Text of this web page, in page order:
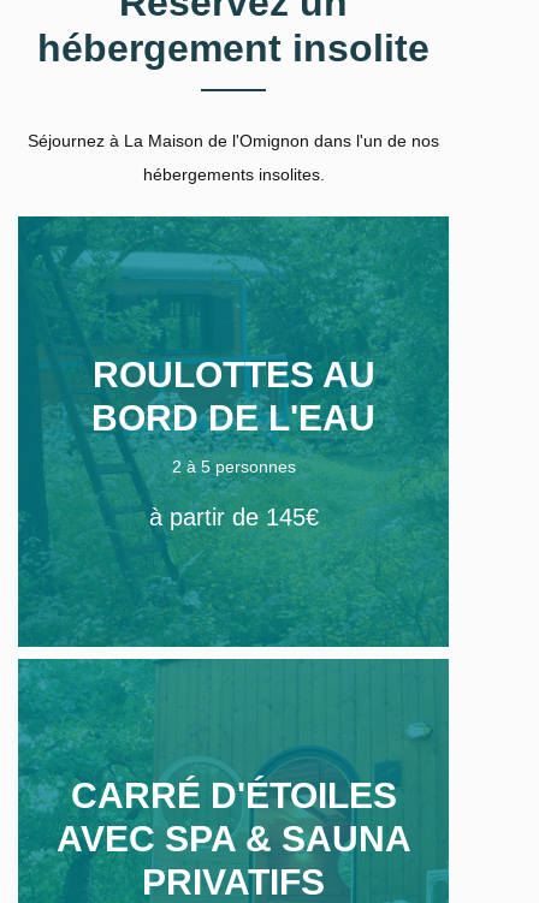
hébergement insolite
Séjournez à La Maison de l'Omignon dans l'un de nos
hébergements insolites.
ROULOTTES AU
BORD DE L'EAU
2 à 5 personnes
à partir de 145€
CARRÉ D'ÉTOILES
AVEC SPA & SAUNA
PRIVATIFS